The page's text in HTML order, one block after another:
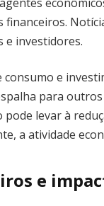
financeiros.
e investidores.
consumo e
para
pode levar à
a atividade
e